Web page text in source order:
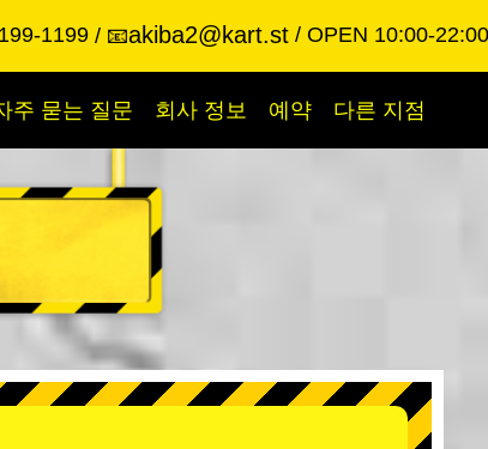
1199 📧akiba2@kart.st OPEN 10:00-22:00
주 묻는 질문 회사 정보 예약 다른 지점